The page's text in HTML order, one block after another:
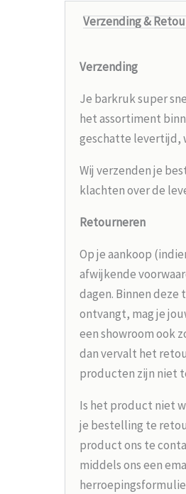
Verzending &
Verzending
Je barkruk super
het assortiment
geschatte levertijd,
Wij verzenden je
klachten over de
Retourneren
Op je aankoop
afwijkende
dagen. Binnen deze
ontvangt, mag je
een showroom ook
dan vervalt het
producten zijn niet
Is het product niet
je bestelling te
product ons te
middels ons een